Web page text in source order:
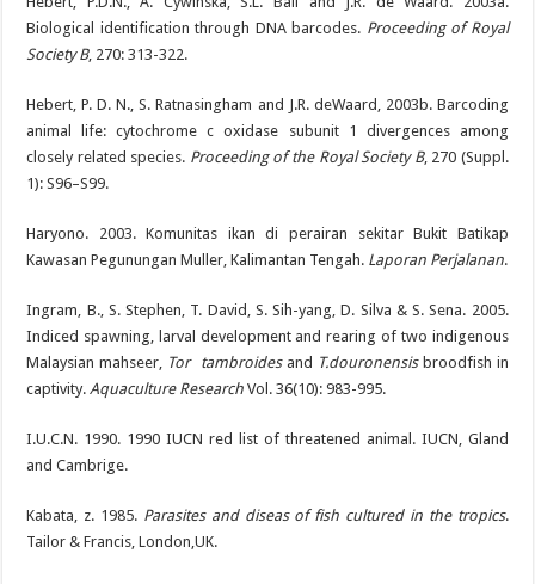
Biological identification through DNA barcodes. Proceeding of Royal
Society B, 270: 313-322.
Hebert, P. D. N., S. Ratnasingham and J.R. deWaard, 2003b. Barcoding
animal life: cytochrome c oxidase subunit 1 divergences among
closely related species. Proceeding of the Royal Society B, 270 (Suppl.
1): S96–S99.
Haryono. 2003. Komunitas ikan di perairan sekitar Bukit Batikap
Kawasan Pegunungan Muller, Kalimantan Tengah. Laporan Perjalanan.
Ingram, B., S. Stephen, T. David, S. Sih-yang, D. Silva & S. Sena. 2005.
Indiced spawning, larval development and rearing of two indigenous
Malaysian mahseer, Tor tambroidesand T.douronensisbroodfish in
captivity.Aquaculture Research Vol. 36(10): 983-995.
I.U.C.N. 1990. 1990 IUCN red list of threatened animal. IUCN, Gland
and Cambrige.
Kabata, z. 1985. Parasites and diseas of fish cultured in the tropics.
Tailor & Francis, London,UK.